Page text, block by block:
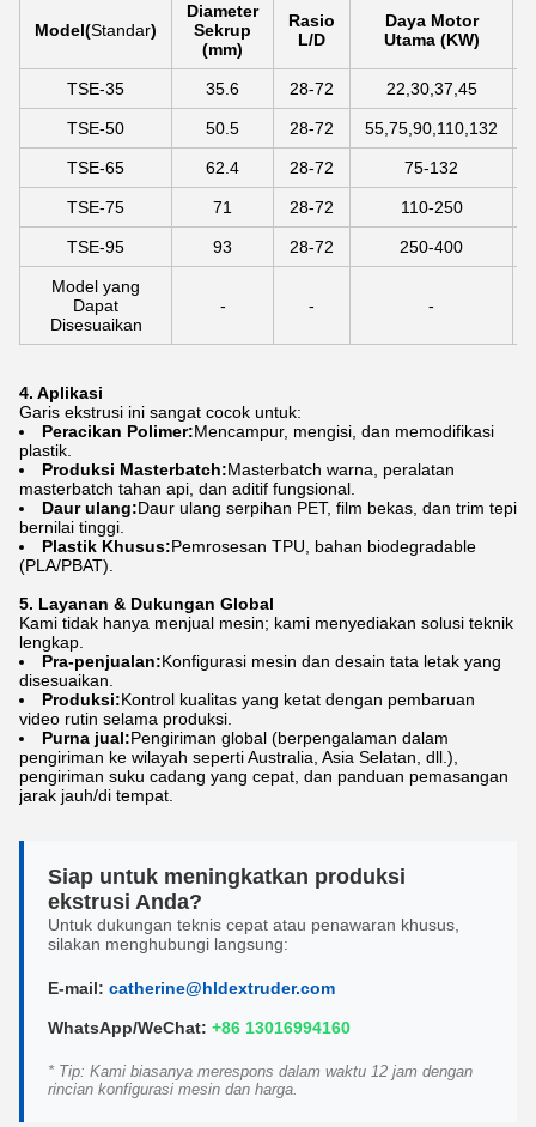
Model(Standar)
Diameter
Sekrup
(mm)
Rasio
L/D
Daya Motor
Utama (KW)
TSE-35 35.6 28-72 22,30,37,45
TSE-50 50.5 28-72 55,75,90,110,132
TSE-65 62.4 28-72 75-132
TSE-75 71 28-72 110-250
TSE-95 93 28-72 250-400
Model yang
Dapat
Disesuaikan
- - -
4. Aplikasi
Garis ekstrusi ini sangat cocok untuk:
Peracikan Polimer:Mencampur, mengisi, dan memodifikasi
plastik.
Produksi Masterbatch:Masterbatch warna, peralatan
masterbatch tahan api, dan aditif fungsional.
Daur ulang:Daur ulang serpihan PET, film bekas, dan trim tepi
bernilai tinggi.
Plastik Khusus:Pemrosesan TPU, bahan biodegradable
(PLA/PBAT).
5. Layanan & Dukungan Global
Kami tidak hanya menjual mesin; kami menyediakan solusi teknik
lengkap.
Pra-penjualan:Konfigurasi mesin dan desain tata letak yang
disesuaikan.
Produksi:Kontrol kualitas yang ketat dengan pembaruan
video rutin selama produksi.
Purna jual:Pengiriman global (berpengalaman dalam
pengiriman ke wilayah seperti Australia, Asia Selatan, dll.),
pengiriman suku cadang yang cepat, dan panduan pemasangan
jarak jauh/di tempat.
Siap untuk meningkatkan produksi
ekstrusi Anda?
Untuk dukungan teknis cepat atau penawaran khusus,
silakan menghubungi langsung:
E-mail: catherine@hldextruder.com
WhatsApp/WeChat: +86 13016994160
* Tip: Kami biasanya merespons dalam waktu 12 jam dengan
rincian konfigurasi mesin dan harga.